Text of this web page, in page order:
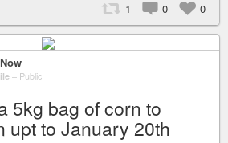
1 0 0
– Public
5kg bag of corn to
upt to January 20th